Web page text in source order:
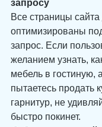
запросу
Все страницы
оптимизированы
запрос. Если
желанием узнать,
мебель в гостиную,
пытаетесь продать
гарнитур, не
быстро покинет.